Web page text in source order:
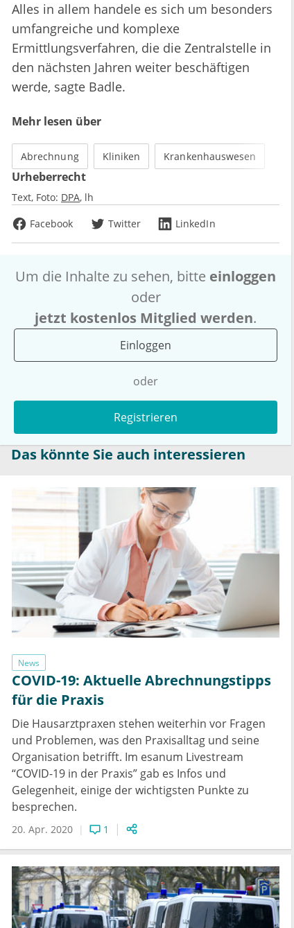
Alles in allem handele es sich um besonders
umfangreiche und komplexe
Ermittlungsverfahren, die die Zentralstelle in
den nächsten Jahren weiter beschäftigen
werde, sagte Badle.
Mehr lesen über
Abrechnung Kliniken Krankenhauswesen
Urheberrecht
Text, Foto: DPA lh
Facebook
Twitter LinkedIn
Um die Inhalte zu sehen, bitte einloggen
oder
jetzt kostenlos Mitglied werden.
Einloggen
oder
Registrieren
Das könnte Sie auch interessieren
News
COVID-19: Aktuelle Abrechnungstipps
für die Praxis
Die Hausarztpraxen stehen weiterhin vor Fragen
und Problemen, was den Praxisalltag und seine
Organisation betrifft. Im esanum Livestream
“COVID-19 in der Praxis” gab es Infos und
Gelegenheit, einige der wichtigsten Punkte zu
besprechen.
20. Apr. 2020 1